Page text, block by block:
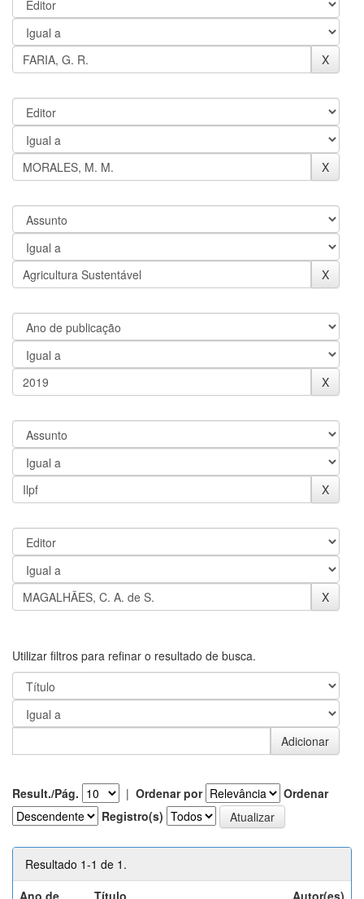
Utilizar filtros para refinar o resultado de busca.
Result./Pág. | Ordenar por
Ordenar
Registro(s)
Resultado 1-1 de 1.
Ano de
Título Autor(es)